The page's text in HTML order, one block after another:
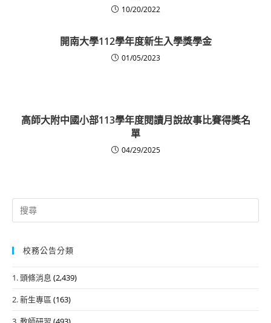
10/20/2022
開南大學112學年度新生入學獎學金
01/05/2023
高師大附中國小部113學年度閱讀月說故事比賽得獎名
單
04/29/2025
Search
for:
校務公告分類
1. 頭條消息 (2,439)
2. 新生專區 (163)